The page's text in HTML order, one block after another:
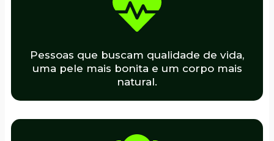
Pessoas que buscam qualidade de vida,
uma pele mais bonita e um corpo mais
natural.